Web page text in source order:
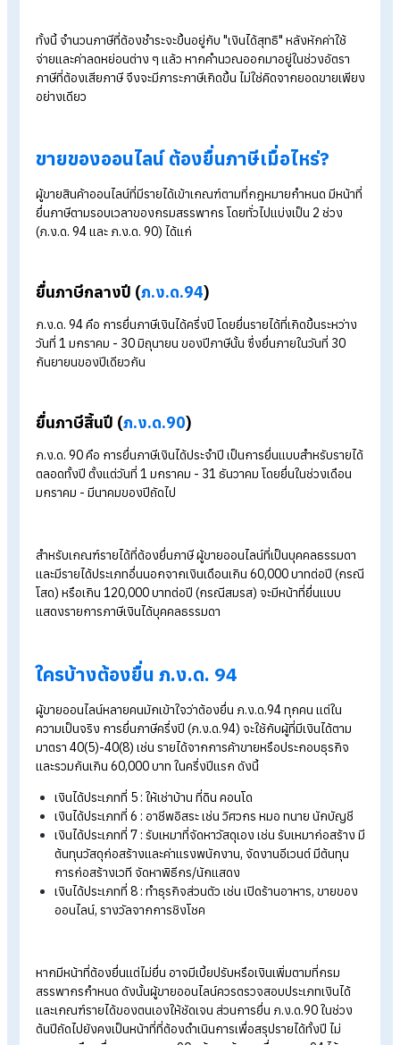
1. หักค่าใช้จ่ายตามจริง
มาก เช่น ค่าสินค้า ค่าขนส่ง ค่าโฆษณา หรือค่าใช้จ่ายอื่น ๆ ที่เกี่ยว
กับการขาย โดยต้องมีหลักฐานประกอบครบถ้วนเพื่อใช้ยืนยันต่อก
สรรพากร
เหมาะกับร้านค้าที่มีต้นทุนไม่สูง หรือไม่สะดวกจัดเก็บเอกสารค่าใช้
ทั้งหมด โดยสามารถหักค่าใช้จ่ายแบบเหมาจ่ายได้ 60% ของรายได้
และนำส่วนที่เหลือมาคำนวณภาษีต่อไป
ทั้งนี้ จำนวนภาษีที่ต้องชำระจะขึ้นอยู่กับ "เงินได้สุทธิ" หลังหักค่าใช้
จ่ายและค่าลดหย่อนต่าง ๆ แล้ว หากคำนวณออกมาอยู่ในช่วงอัตรา
ภาษีที่ต้องเสียภาษี จึงจะมีภาระภาษีเกิดขึ้น ไม่ใช่คิดจากยอดขายเ
อย่างเดียว
ขายของออนไลน์ ต้องยื่นภาษีเมื่อไหร่?
ผู้ขายสินค้าออนไลน์ที่มีรายได้เข้าเกณฑ์ตามที่กฎหมายกำหนด มีห
ยื่นภาษีตามรอบเวลาของกรมสรรพากร โดยทั่วไปแบ่งเป็น 2 ช่วง
ยื่นภาษีกลางปี ( ภ.ง.ด.94
ภ.ง.ด. 94 คือ การยื่นภาษีเงินได้ครึ่งปี โดยยื่นรายได้ที่เกิดขึ้นระหว่
วันที่ 1 มกราคม - 30 มิถุนายน ของปีภาษีนั้น ซึ่งยื่นภายในวันที่ 30
ยื่นภาษีสิ้นปี (ภ.ง.ด.90)
ภ.ง.ด. 90 คือ การยื่นภาษีเงินได้ประจำปี เป็นการยื่นแบบสำหรับรา
ตลอดทั้งปี ตั้งแต่วันที่ 1 มกราคม - 31 ธันวาคม โดยยื่นในช่วงเดือ
สำหรับเกณฑ์รายได้ที่ต้องยื่นภาษี ผู้ขายออนไลน์ที่เป็นบุคคลธรรม
และมีรายได้ประเภทอื่นนอกจากเงินเดือนเกิน 60,000 บาทต่อปี (